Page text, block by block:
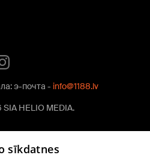
э-почта - info@1188.lv
HELIO MEDIA.
sīkdatnes